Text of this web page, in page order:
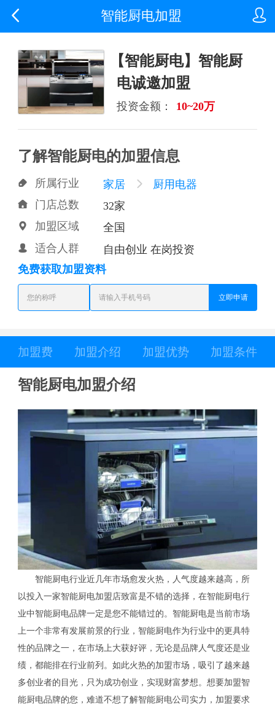

 智能厨电加盟
【智能厨电】智能厨
电诚邀加盟
投资金额： 10~20万
了解智能厨电的加盟信息
 所属行业 家居  厨用电器
 门店总数 32家
 加盟区域 全国
 适合人群
自由创业 在岗投资
免费获取加盟资料
立即申请
加盟费 加盟介绍 加盟优势 加盟条件
智能厨电加盟介绍
智能厨电行业近几年市场愈发火热，人气度越来越高，所
以投入一家智能厨电加盟店致富是不错的选择，在智能厨电行
业中智能厨电品牌一定是您不能错过的。智能厨电是当前市场
上一个非常有发展前景的行业，智能厨电作为行业中的更具特
性的品牌之一，在市场上大获好评，无论是品牌人气度还是业
绩，都能排在行业前列。如此火热的加盟市场，吸引了越来越
多创业者的目光，只为成功创业，实现财富梦想。想要加盟智
能厨电品牌的您，难道不想了解智能厨电公司实力，加盟要求